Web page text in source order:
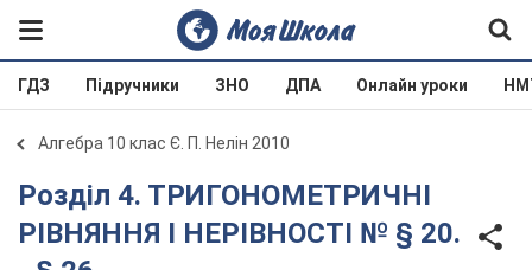
ГДЗ Підручники ЗНО ДПА Онлайн уроки
Алгебра 10 клас Є. П. Нелін 2010
Розділ 4. ТРИГОНОМЕТРИЧНІ
РІВНЯННЯ І НЕРІВНОСТІ № § 20.